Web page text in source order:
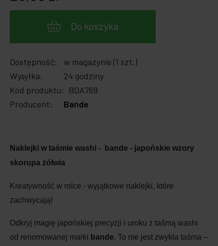
Do koszyka
Dostępność:
w magazynie (1 szt.)
Wysyłka:
24 godziny
Kod produktu: BDA769
Producent:
Bande
Naklejki w taśmie washi - bande - japońskie wzory
skorupa żółwia
Kreatywność w rolce - wyjątkowe naklejki, które
zachwycają!
Odkryj magię japońskiej precyzji i uroku z taśmą washi
od renomowanej marki bande. To nie jest zwykła taśma –